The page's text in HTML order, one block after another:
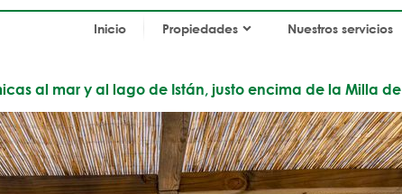
Inicio Propiedades Nuestros servicios
al mar y al lago de Istán, justo encima de la Milla